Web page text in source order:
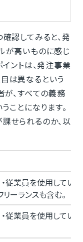
認してみると、発
が高いものに感じ
イントは、発注事業
は異なるという
が、すべての義務
ことになります。
せられるのか、以
従業員を使用してい
ーランスも含む。
従業員を使用してい